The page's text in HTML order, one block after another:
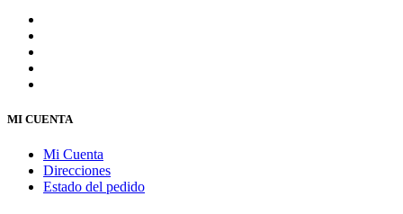
MI CUENTA
Mi Cuenta
Direcciones
Estado del pedido